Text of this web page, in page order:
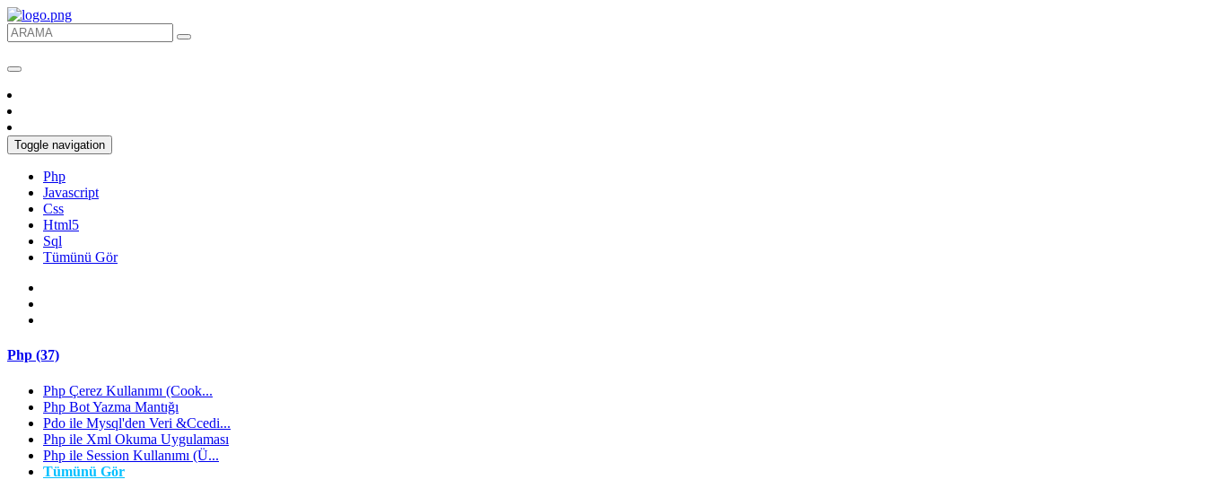
Toggle navigation
Php
Javascript
Css
Html5
Sql
Tümünü Gör
Php (37)
Php Çerez Kullanımı (Cook...
Php Bot Yazma Mantığı
Pdo ile Mysql'den Veri &Ccedi...
Php ile Xml Okuma Uygulaması
Php ile Session Kullanımı (Ü...
Tümünü Gör